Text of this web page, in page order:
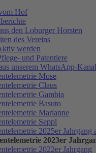
Hof
den Loburger Horsten
des Vereins
werden
und Patentiere
unserem WhatsApp-Kanal
Mose
Claus
Gambia
Basuto
Marianne
Seppl
2025er Jahrgang
2023er
2022er Jahrgang